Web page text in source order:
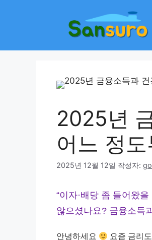
2025년
어느 정
2025년 12월 12일 작성자:
“이자·배당 좀 들어왔
않으셨나요? 금융소득
안녕하세요
요즘 금리